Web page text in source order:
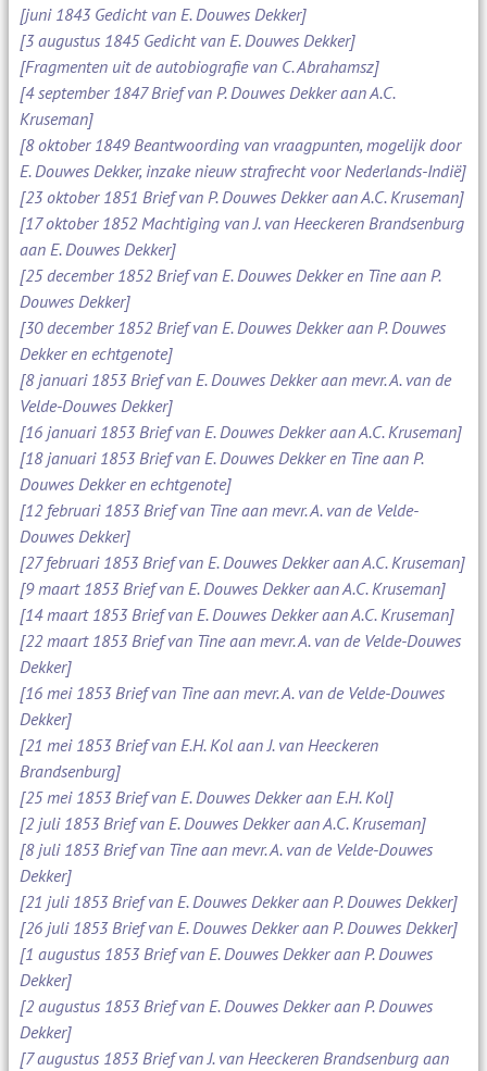
[juni 1843 Gedicht van E. Douwes Dekker]
[3 augustus 1845 Gedicht van E. Douwes Dekker]
[Fragmenten uit de autobiografie van C. Abrahamsz]
[4 september 1847 Brief van P. Douwes Dekker aan A.C.
Kruseman]
[8 oktober 1849 Beantwoording van vraagpunten, mogelijk door
E. Douwes Dekker, inzake nieuw strafrecht voor Nederlands-Indië]
[23 oktober 1851 Brief van P. Douwes Dekker aan A.C. Kruseman]
[17 oktober 1852 Machtiging van J. van Heeckeren Brandsenburg
aan E. Douwes Dekker]
[25 december 1852 Brief van E. Douwes Dekker en Tine aan P.
Douwes Dekker]
[30 december 1852 Brief van E. Douwes Dekker aan P. Douwes
Dekker en echtgenote]
[8 januari 1853 Brief van E. Douwes Dekker aan mevr. A. van de
Velde-Douwes Dekker]
[16 januari 1853 Brief van E. Douwes Dekker aan A.C. Kruseman]
[18 januari 1853 Brief van E. Douwes Dekker en Tine aan P.
Douwes Dekker en echtgenote]
[12 februari 1853 Brief van Tine aan mevr. A. van de Velde-
Douwes Dekker]
[27 februari 1853 Brief van E. Douwes Dekker aan A.C. Kruseman]
[9 maart 1853 Brief van E. Douwes Dekker aan A.C. Kruseman]
[14 maart 1853 Brief van E. Douwes Dekker aan A.C. Kruseman]
[22 maart 1853 Brief van Tine aan mevr. A. van de Velde-Douwes
Dekker]
[16 mei 1853 Brief van Tine aan mevr. A. van de Velde-Douwes
Dekker]
[21 mei 1853 Brief van E.H. Kol aan J. van Heeckeren
Brandsenburg]
[25 mei 1853 Brief van E. Douwes Dekker aan E.H. Kol]
[2 juli 1853 Brief van E. Douwes Dekker aan A.C. Kruseman]
[8 juli 1853 Brief van Tine aan mevr. A. van de Velde-Douwes
Dekker]
[21 juli 1853 Brief van E. Douwes Dekker aan P. Douwes Dekker]
[26 juli 1853 Brief van E. Douwes Dekker aan P. Douwes Dekker]
[1 augustus 1853 Brief van E. Douwes Dekker aan P. Douwes
Dekker]
[2 augustus 1853 Brief van E. Douwes Dekker aan P. Douwes
Dekker]
[7 augustus 1853 Brief van J. van Heeckeren Brandsenburg aan